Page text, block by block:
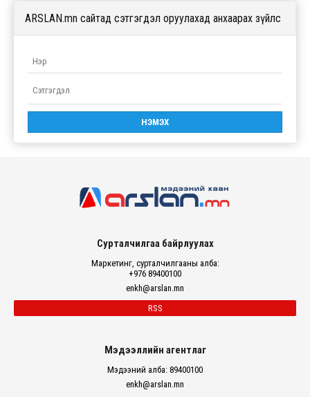
ARSLAN.mn сайтад сэтгэгдэл оруулахад анхаарах зүйлс
Сурталчилгаа байрлуулах
Маркетинг, сурталчилгааны алба:
+976 89400100
enkh@arslan.mn
RSS
Мэдээллийн агентлаг
Мэдээний алба: 89400100
enkh@arslan.mn